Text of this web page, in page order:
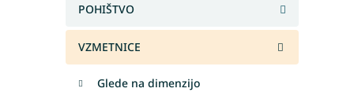
POHIŠTVO
VZMETNICE
Glede na dimenzijo